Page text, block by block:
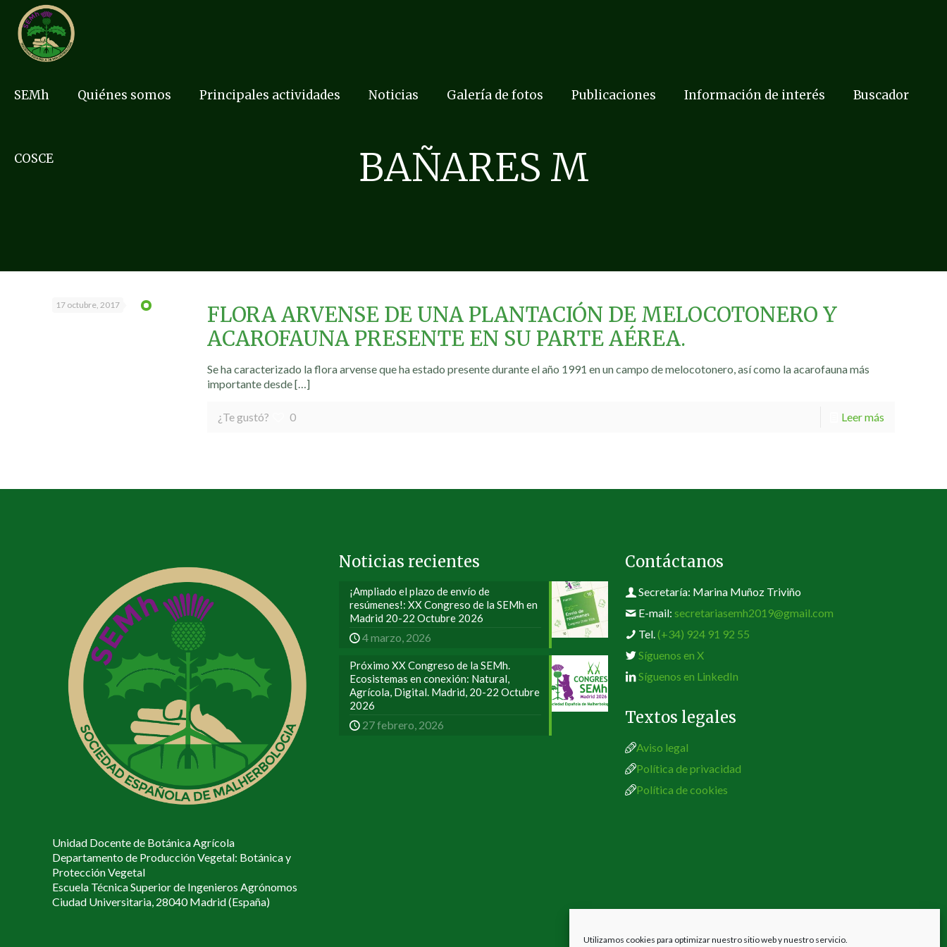
Utilizamos cookies para optimizar nuestro sitio web y nuestro servicio.
SEMh Quiénes somos Principales actividades Noticias Galería de fotos Publicaciones Información de interés Buscador
COSCE BAÑARES M
17 octubre, 2017
FLORA ARVENSE DE UNA PLANTACIÓN DE MELOCOTONERO Y
ACAROFAUNA PRESENTE EN SU PARTE AÉREA.
Se ha caracterizado la flora arvense que ha estado presente durante el año 1991 en un campo de melocotonero, así como la acarofauna más
importante desde[…]
¿Te gustó? 0 Leer más
Unidad Docente de Botánica Agrícola
Departamento de Producción Vegetal: Botánica y
Protección Vegetal
Escuela Técnica Superior de Ingenieros Agrónomos
Ciudad Universitaria, 28040 Madrid (España)
Noticias recientes
¡Ampliado el plazo de envío de
resúmenes!: XX Congreso de la SEMh en
Madrid 20-22 Octubre 2026
4 marzo, 2026
Próximo XX Congreso de la SEMh.
Ecosistemas en conexión: Natural,
Agrícola, Digital. Madrid, 20-22 Octubre
2026
27 febrero, 2026
Contáctanos
Secretaría: Marina Muñoz Triviño
E-mail: secretariasemh2019@gmail.com
Tel. (+34) 924 91 92 55
Síguenos en X
Síguenos en LinkedIn
Textos legales
Aviso legal
Política de privacidad
Política de cookies